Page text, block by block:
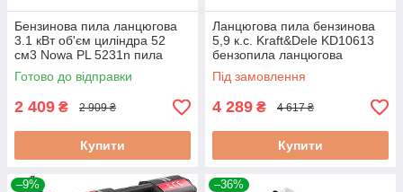
Бензинова пила ланцюгова
3.1 кВт об'єм циліндра 52
см3 Nowa PL 5231n пила
ланцюгова пила ланцюгова
бензинова ручна
Готово до відправки
2 409 ₴ 2 909 ₴
Купити
Ланцюгова пила бензинова
5,9 к.с. Kraft&Dele KD10613
бензопила ланцюгова
Під замовлення
4 289 ₴ 4 617 ₴
Купити
–9% –36%